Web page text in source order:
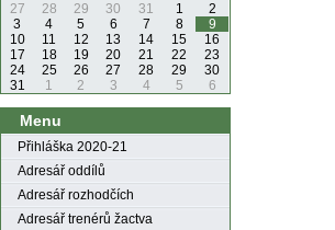
27
28 29 30 31 1
2
3
4 5 6 7 8
9
10
11 12 13 14 15
16
17
18 19 20 21 22
23
24
25 26 27 28 29
30
31
1 2 3 4 5 6
Menu
Přihláška 2020-21
Adresář oddílů
Adresář rozhodčích
Adresář trenérů žactva